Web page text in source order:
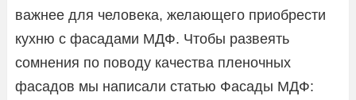
важнее для человека, желающего приобрести
кухню с фасадами МДФ. Чтобы развеять
сомнения по поводу качества пленочных
фасадов мы написали статью Фасады МДФ: